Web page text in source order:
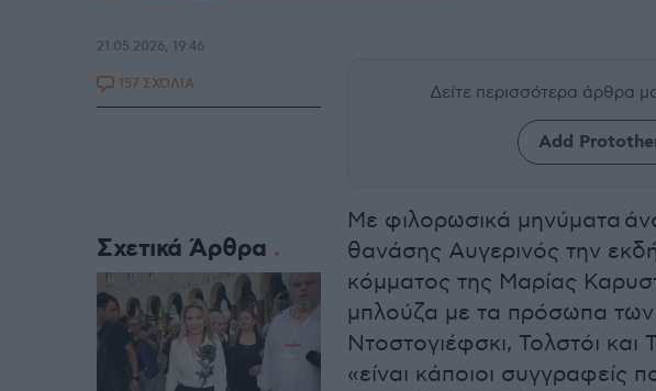
Δείτε περισσότερα άρθρα
Add
Με φιλορωσικά μηνύματα
θανάσης Αυγερινός την
κόμματος της Μαρίας
μπλούζα με τα πρόσωπα
Ντοστογιέφσκι, Τολστόι
«είναι κάποιοι συγγραφείς
21.05.2026, 19:46
157 ΣΧΟΛΙΑ
Σχετικά Άρθρα